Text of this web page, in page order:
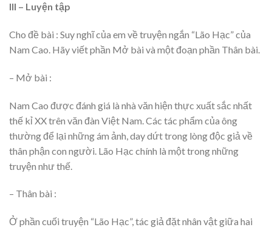
III – Luyện tập
Cho đề bài : Suy nghĩ của em về truyện ngắn “Lão Hạc” của
Nam Cao. Hãy viết phần Mở bài và một đoạn phần Thân bài.
– Mở bài :
Nam Cao được đánh giá là nhà văn hiện thực xuất sắc nhất
thế kỉ XX trên văn đàn Việt Nam. Các tác phẩm của ông
thường để lại những ám ảnh, day dứt trong lòng độc giả về
thân phận con người. Lão Hạc chính là một trong những
truyện như thế.
– Thân bài :
Ở phần cuối truyện “Lão Hạc”, tác giả đặt nhân vật giữa hai